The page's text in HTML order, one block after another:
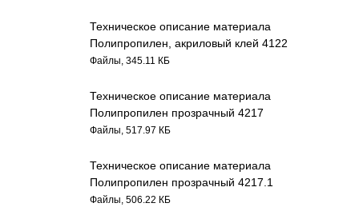
Техническое описание материала
Полипропилен, акриловый клей 4122
Файлы, 345.11 КБ
Техническое описание материала
Полипропилен прозрачный 4217
Файлы, 517.97 КБ
Техническое описание материала
Полипропилен прозрачный 4217.1
Файлы, 506.22 КБ